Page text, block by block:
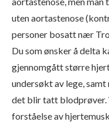
uten aortastenose
personer bosatt nær
Du som ønsker å delta
gjennomgått større
undersøkt av lege,
det blir tatt
forståelse av